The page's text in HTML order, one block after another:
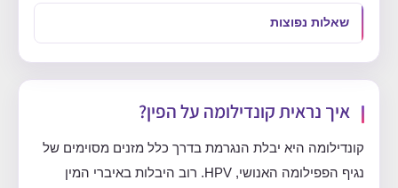
שאלות נפוצות
איך נראית קונדילומה על הפין?
קונדילומה היא יבלת הנגרמת בדרך כלל מזנים מסוימים של
נגיף הפפילומה האנושי, HPV. רוב היבלות באיברי המין